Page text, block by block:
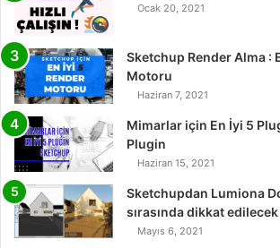
Ocak 20, 2021
Sketchup Render Alma :
Motoru
Haziran 7, 2021
Mimarlar için En İyi 5
Plugin
Haziran 15, 2021
Sketchupdan Lumiona
sırasında dikkat
Mayıs 6, 2021